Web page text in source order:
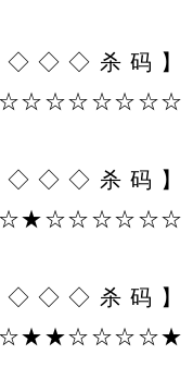
杀码】
杀码】
杀码】